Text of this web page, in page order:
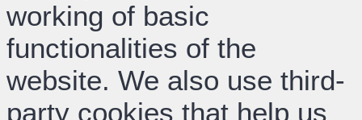
working of basic
functionalities of the
website. We also use third-
party cookies that help us